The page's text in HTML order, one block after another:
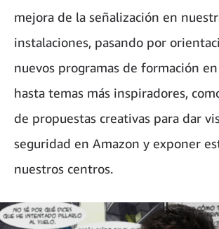
mejora de la señalización en
instalaciones, pasando por
nuevos programas de formación
hasta temas más inspiradores,
de propuestas creativas para dar
seguridad en Amazon y exponer
nuestros centros.